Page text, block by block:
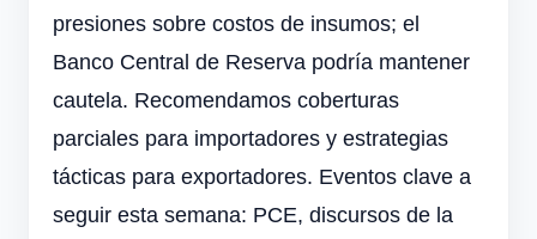
presiones sobre costos de insumos; el
Banco Central de Reserva podría mantener
cautela. Recomendamos coberturas
parciales para importadores y estrategias
tácticas para exportadores. Eventos clave a
seguir esta semana: PCE, discursos de la